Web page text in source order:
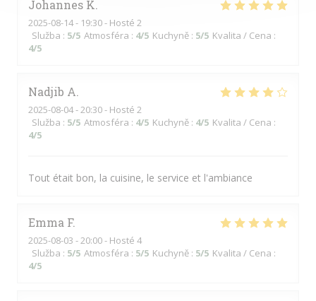
Johannes K
2025-08-14- 19:30 - Hosté 2
Služba : 5/5 Atmosféra : 4/5 Kuchyně : 5/5 Kvalita / Cena :
4/5
Nadjib A
2025-08-04- 20:30 - Hosté 2
Služba : 5/5 Atmosféra : 4/5 Kuchyně : 4/5 Kvalita / Cena :
4/5
Tout était bon, la cuisine, le service et l'ambiance
Emma F
2025-08-03 - 20:00 - Hosté 4
Služba : 5/5 Atmosféra : 5/5 Kuchyně : 5/5 Kvalita / Cena :
4/5